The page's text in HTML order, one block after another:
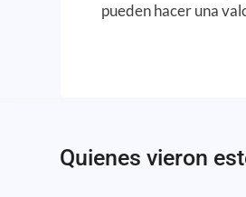
pueden hacer una
Quienes vieron